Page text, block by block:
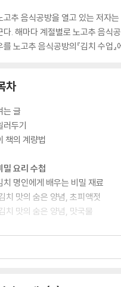
고추 음식공방을 열고 있는 저자
다. 해마다 계절별로 노고추 음식
를 노고추 음식공방의『김치 수업』
차
는 글
러두기
책의 계량법
밀 요리 수첩
치 명인에게 배우는 비밀 재료
치 맛의 숨은 양념, 초피액젓
치 맛의 숨은 양념, 맛국물
치 명인이 들려주는 김치 재료 이